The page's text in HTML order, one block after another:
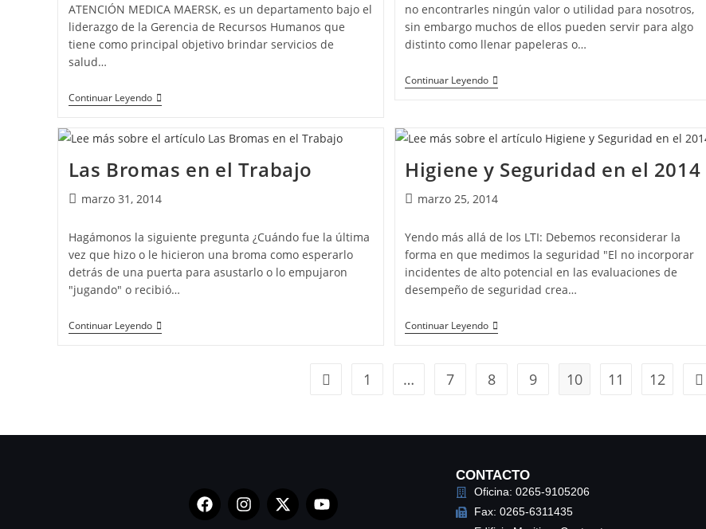
ATENCIÓN MEDICA MAERSK, es un departamento bajo el
liderazgo de la Gerencia de Recursos Humanos que
tiene como principal objetivo brindar servicios de
salud…
Continuar Leyendo
no encontrarles ningún valor o utilidad para nosotros,
sin embargo muchos de ellos pueden servir para algo
distinto como llenar papeleras o…
Continuar Leyendo
Las Bromas en el Trabajo
marzo 31, 2014
Hagámonos la siguiente pregunta ¿Cuándo fue la última
vez que hizo o le hicieron una broma como esperarlo
detrás de una puerta para asustarlo o lo empujaron
"jugando" o recibió…
Continuar Leyendo
Higiene y Seguridad en el 2014
marzo 25, 2014
Yendo más allá de los LTI: Debemos reconsiderar la
forma en que medimos la seguridad "El no incorporar
incidentes de alto potencial en las evaluaciones de
desempeño de seguridad crea…
Continuar Leyendo
1 … 7 8 9 10 11 12
CONTACTO
Oficina: 0265-9105206
Fax: 0265-6311435